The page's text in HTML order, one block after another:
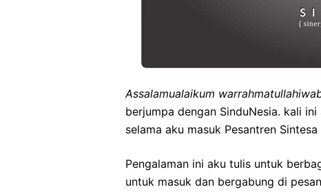
Assalamualaikum
berjumpa dengan SinduNesia. kali
selama aku masuk Pesantren
Pengalaman ini aku tulis untuk
untuk masuk dan bergabung di